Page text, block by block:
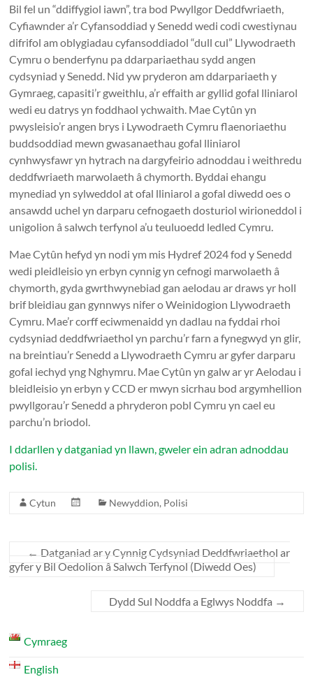
Bil fel un “ddiffygiol iawn”, tra bod Pwyllgor Deddfwriaeth,
Cyfiawnder a’r Cyfansoddiad y Senedd wedi codi cwestiynau
difrifol am oblygiadau cyfansoddiadol “dull cul” Llywodraeth
Cymru o benderfynu pa ddarpariaethau sydd angen
cydsyniad y Senedd. Nid yw pryderon am ddarpariaeth y
Gymraeg, capasiti’r gweithlu, a’r effaith ar gyllid gofal lliniarol
wedi eu datrys yn foddhaol ychwaith. Mae Cytûn yn
pwysleisio’r angen brys i Lywodraeth Cymru flaenoriaethu
buddsoddiad mewn gwasanaethau gofal lliniarol
cynhwysfawr yn hytrach na dargyfeirio adnoddau i weithredu
deddfwriaeth marwolaeth â chymorth. Byddai ehangu
mynediad yn sylweddol at ofal lliniarol a gofal diwedd oes o
ansawdd uchel yn darparu cefnogaeth dosturiol wirioneddol i
unigolion â salwch terfynol a’u teuluoedd ledled Cymru.
Mae Cytûn hefyd yn nodi ym mis Hydref 2024 fod y Senedd
wedi pleidleisio yn erbyn cynnig yn cefnogi marwolaeth â
chymorth, gyda gwrthwynebiad gan aelodau ar draws yr holl
brif bleidiau gan gynnwys nifer o Weinidogion Llywodraeth
Cymru. Mae’r corff eciwmenaidd yn dadlau na fyddai rhoi
cydsyniad deddfwriaethol yn parchu’r farn a fynegwyd yn glir,
na breintiau’r Senedd a Llywodraeth Cymru ar gyfer darparu
gofal iechyd yng Nghymru. Mae Cytûn yn galw ar yr Aelodau i
bleidleisio yn erbyn y CCD er mwyn sicrhau bod argymhellion
pwyllgorau’r Senedd a phryderon pobl Cymru yn cael eu
parchu’n briodol.
I ddarllen y datganiad yn llawn, gweler ein adran adnoddau
polisi.
Cytun Newyddion, Polisi
← Datganiad ar y Cynnig Cydsyniad Deddfwriaethol ar
gyfer y Bil Oedolion â Salwch Terfynol (Diwedd Oes)
Dydd Sul Noddfa a Eglwys Noddfa →
Cymraeg
English